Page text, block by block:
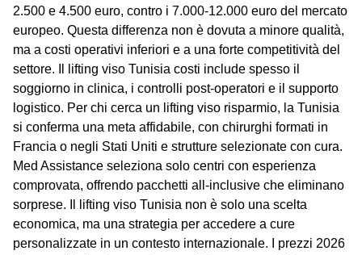
2.500 e 4.500 euro, contro i 7.000-12.000 euro del mercato
europeo. Questa differenza non è dovuta a minore qualità,
ma a costi operativi inferiori e a una forte competitività del
settore. Il
lifting viso Tunisia costi include spesso il
soggiorno in clinica, i controlli post-operatori e il supporto
logistico. Per chi cerca un lifting viso risparmio, la Tunisia
si conferma una meta affidabile, con chirurghi formati in
Francia o negli Stati Uniti e strutture selezionate con cura.
Med Assistance seleziona solo centri con esperienza
comprovata, offrendo pacchetti all-inclusive che eliminano
sorprese. Il
lifting viso Tunisia non è solo una scelta
economica, ma una strategia per accedere a cure
personalizzate in un contesto internazionale. I prezzi 2026